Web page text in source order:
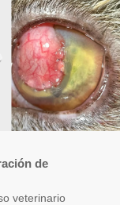
de
veterinario